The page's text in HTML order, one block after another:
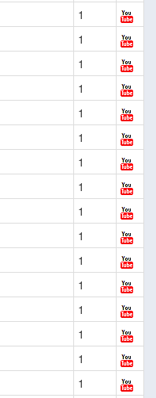
1
1
1
1
1
1
1
1
1
1
1
1
1
1
1
1